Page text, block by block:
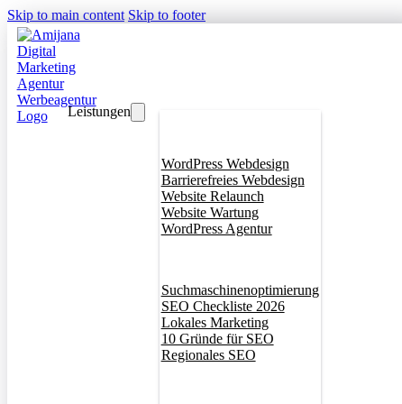
Skip to main content Skip to footer
Leistungen
WordPress Webdesign
Barrierefreies Webdesign
Website Relaunch
Website Wartung
WordPress Agentur
Suchmaschinenoptimierung
SEO Checkliste 2026
Lokales Marketing
10 Gründe für SEO
Regionales SEO